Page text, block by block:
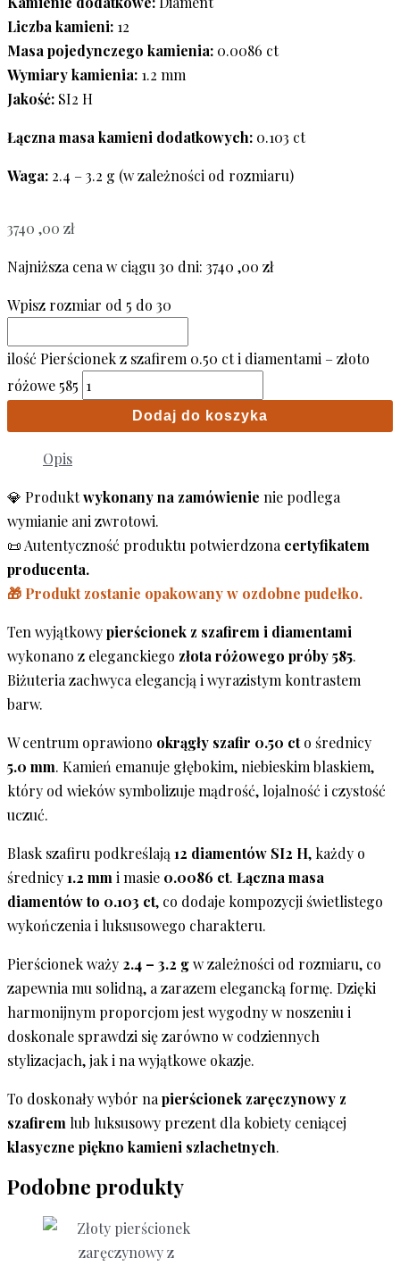
Liczba kamieni: 12
Masa pojedynczego kamienia: 0.0086 ct
Wymiary kamienia: 1.2 mm
Jakość: SI2 H
Łączna masa kamieni dodatkowych: 0.103 ct
Waga: 2.4 – 3.2 g (w zależności od rozmiaru)
3740 ,00 zł
Najniższa cena w ciągu 30 dni: 3740 ,00 zł
Wpisz rozmiar od 5 do 30
ilość Pierścionek z szafirem 0.50 ct i diamentami – złoto
różowe 585
Dodaj do koszyka
Opis
💎 Produktwykonany na zamówienie nie podlega
wymianie ani zwrotowi.
📜 Autentyczność produktu potwierdzona certyfikatem
producenta.
🎁 Produkt zostanie opakowany w ozdobne pudełko.
Ten wyjątkowypierścionek z szafirem i diamentami
wykonano z eleganckiego złota różowego próby 585.
Biżuteria zachwyca elegancją i wyrazistym kontrastem
barw.
W centrum oprawiono okrągły szafir 0.50 cto średnicy
5.0 mm. Kamień emanuje głębokim, niebieskim blaskiem,
który od wieków symbolizuje mądrość, lojalność i czystość
uczuć.
Blask szafiru podkreślają 12 diamentów SI2 H, każdy o
średnicy1.2 mm i masie 0.0086 ct. Łączna masa
diamentów to 0.103 ct, co dodaje kompozycji świetlistego
wykończenia i luksusowego charakteru.
Pierścionek waży 2.4 – 3.2 gw zależności od rozmiaru, co
zapewnia mu solidną, a zarazem elegancką formę. Dzięki
harmonijnym proporcjom jest wygodny w noszeniu i
doskonale sprawdzi się zarówno w codziennych
stylizacjach, jak i na wyjątkowe okazje.
To doskonały wybór na pierścionek zaręczynowy z
szafirem lub luksusowy prezent dla kobiety ceniącej
klasyczne piękno kamieni szlachetnych.
Podobne produkty